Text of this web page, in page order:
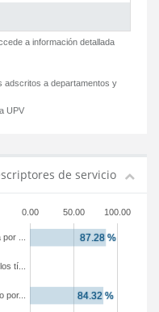
a información detallada
adscritos a departamentos y
UPV
de servicio
0.00 50.00 100.00
tí...
...